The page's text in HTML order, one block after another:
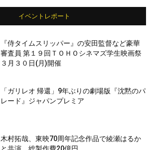
イベントレポート
『侍タイムスリッパー』の安田監督など豪華
審査員 第１９回ＴＯＨＯシネマズ学生映画祭
３月３０日(月)開催
「ガリレオ 帰還」9年ぶりの劇場版『沈黙のパ
レード』ジャパンプレミア
木村拓哉、東映70周年記念作品で綾瀬はるか